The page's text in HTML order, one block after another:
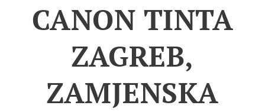
CANON TINTA
ZAGREB,
ZAMJENSKA